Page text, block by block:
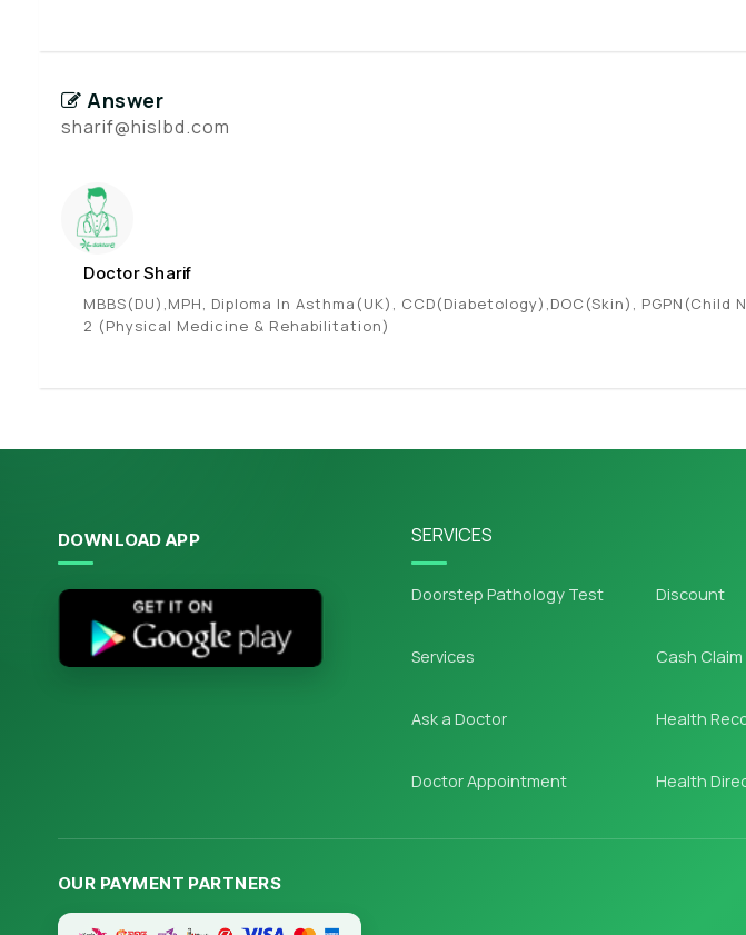
Answer
sharif@hislbd.com
Doctor Sharif
MBBS(DU),MPH, Diploma In Asthma(UK), CCD(Diabetology),DOC(Skin),
2 (Physical Medicine & Rehabilitation)
DOWNLOAD APP SERVICES
Doorstep Pathology Test
Services
Ask a Doctor
Doctor Appointment
Discount
Cash Claim
Health
Health
OUR PAYMENT PARTNERS